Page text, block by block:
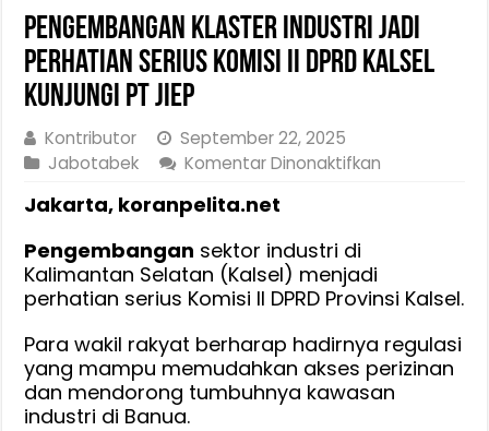
Pengembangan Klaster Industri Jadi
Perhatian Serius Komisi II DPRD Kalsel
Kunjungi PT JIEP
Kontributor
September 22, 2025
Jabotabek
Komentar Dinonaktifkan
Perhatian
Serius
Komisi
II
DPRD
Jakarta, koranpelita.net
Pengembangan sektor industri di
Kalimantan Selatan (Kalsel) menjadi
perhatian serius Komisi II DPRD Provinsi Kalsel.
Para wakil rakyat berharap hadirnya regulasi
yang mampu memudahkan akses perizinan
dan mendorong tumbuhnya kawasan
industri di Banua.